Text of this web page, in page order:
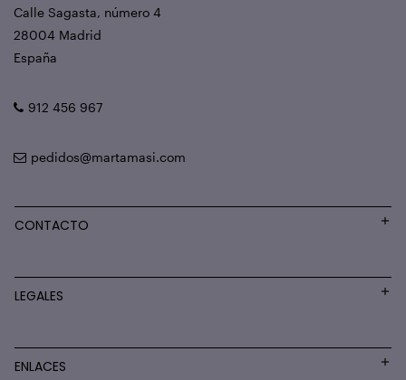
Calle Sagasta, número 4
28004 Madrid
España
912 456 967
pedidos@martamasi.com
CONTACTO
LEGALES
ENLACES